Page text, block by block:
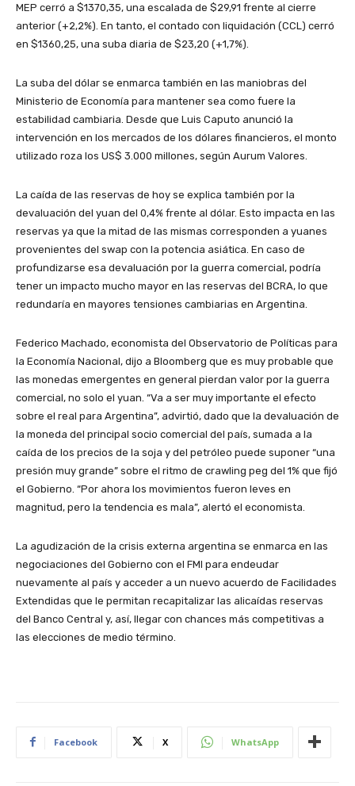
MEP cerró a $1370,35, una escalada de $29,91 frente al cierre
anterior (+2,2%). En tanto, el contado con liquidación (CCL) cerró
en $1360,25, una suba diaria de $23,20 (+1,7%).
La suba del dólar se enmarca también en las maniobras del
Ministerio de Economía para mantener sea como fuere la
estabilidad cambiaria. Desde que Luis Caputo anunció la
intervención en los mercados de los dólares financieros, el monto
utilizado roza los US$ 3.000 millones, según Aurum Valores.
La caída de las reservas de hoy se explica también por la
devaluación del yuan del 0,4% frente al dólar. Esto impacta en las
reservas ya que la mitad de las mismas corresponden a yuanes
provenientes del swap con la potencia asiática. En caso de
profundizarse esa devaluación por la guerra comercial, podría
tener un impacto mucho mayor en las reservas del BCRA, lo que
redundaría en mayores tensiones cambiarias en Argentina.
Federico Machado, economista del Observatorio de Políticas para
la Economía Nacional, dijo a Bloomberg que es muy probable que
las monedas emergentes en general pierdan valor por la guerra
comercial, no solo el yuan. “Va a ser muy importante el efecto
sobre el real para Argentina”, advirtió, dado que la devaluación de
la moneda del principal socio comercial del país, sumada a la
caída de los precios de la soja y del petróleo puede suponer “una
presión muy grande” sobre el ritmo de crawling peg del 1% que fijó
el Gobierno. “Por ahora los movimientos fueron leves en
magnitud, pero la tendencia es mala”, alertó el economista.
La agudización de la crisis externa argentina se enmarca en las
negociaciones del Gobierno con el FMI para endeudar
nuevamente al país y acceder a un nuevo acuerdo de Facilidades
Extendidas que le permitan recapitalizar las alicaídas reservas
del Banco Central y, así, llegar con chances más competitivas a
las elecciones de medio término.
Facebook X WhatsApp